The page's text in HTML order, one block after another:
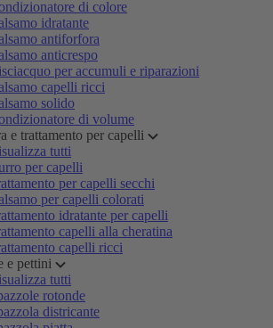
di colore
idratante
antiforfora
anticrespo
per accumuli e riparazioni
capelli ricci
solido
di volume
e trattamento per capelli
tutti
per capelli
per capelli secchi
per capelli colorati
idratante per capelli
capelli alla cheratina
capelli ricci
e pettini
tutti
rotonde
districante